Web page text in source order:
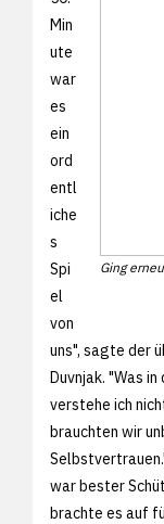
Ging
Min
ute
war
es
ein
ord
entl
iche
s
Spi
el
von
uns", sagte der
Duvnjak. "Was
verstehe ich
brauchten wir
war bester
brachte es auf